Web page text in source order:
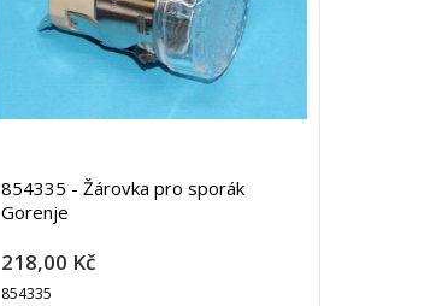
854335 - Žárovka pro sporák
Gorenje
218,00 Kč
854335